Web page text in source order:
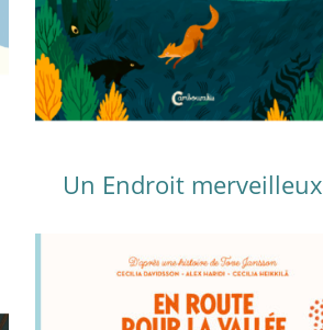
Un Endroit merveilleux